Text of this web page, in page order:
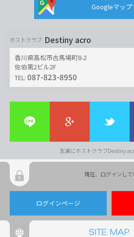
Googleマップ
ホストクラブ Destiny acro
香川県高松市古馬場町8-2
佐伯第2ビル2F
TEL: 087-823-8950
友達にホストクラブDestiny
現在、ログインして
ログインページ